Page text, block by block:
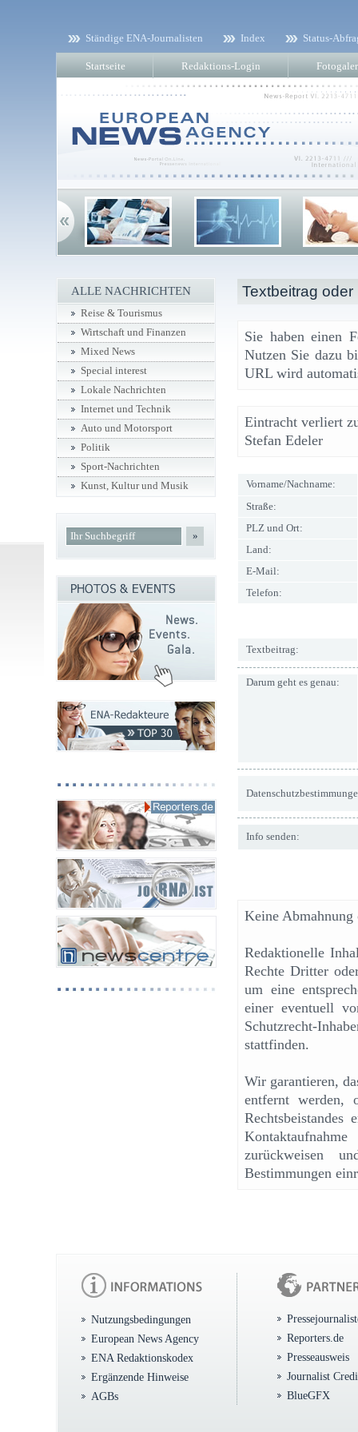
Ständige ENA-Journalisten Index Status-
Startseite Redaktions-Login
Textbeitrag
Sie haben einen
Nutzen Sie dazu
URL wird
Eintracht verliert
Stefan Edeler
Vorname/Nachname:
Straße:
PLZ und Ort:
Land:
E-Mail:
Telefon:
Textbeitrag:
Darum geht es genau:
Info senden:
Keine
Redaktionelle
Rechte Dritter
um eine
einer eventuell
Schutzrecht-
stattfinden.
Wir garantieren,
entfernt werden,
zurückweisen
Bestimmungen
ALLE NACHRICHTEN
Reise & Tourismus
Wirtschaft und Finanzen
Mixed News
Special interest
Lokale Nachrichten
Internet und Technik
Auto und Motorsport
Politik
Sport-Nachrichten
Kunst, Kultur und Musik
»
Nutzungsbedingungen
European News Agency
ENA Redaktionskodex
Ergänzende Hinweise
AGBs
Reporters.de
Presseausweis
Journalist
BlueGFX